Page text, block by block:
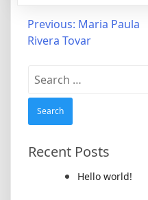
Post
navigation
Previous: Maria Paula
Rivera Tovar
Search
for:
Recent Posts
Hello world!